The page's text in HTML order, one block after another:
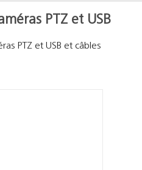
PTZ et USB
PTZ et USB et câbles